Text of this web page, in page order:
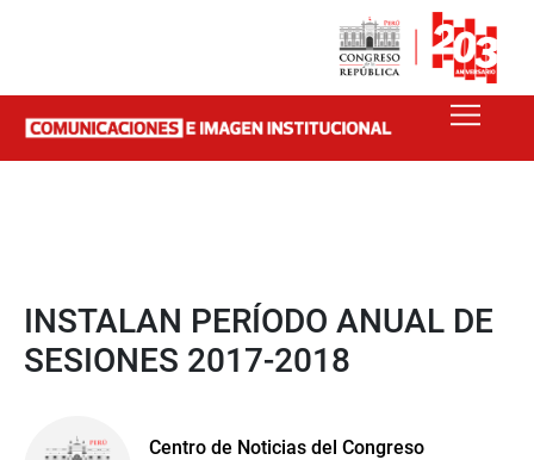
INSTALAN PERÍODO ANUAL DE
SESIONES 2017-2018
Centro de Noticias del Congreso